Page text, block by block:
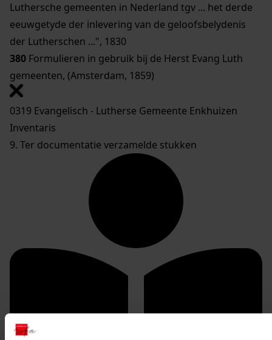
Luthersche gemeenten in Nederland tgv ... het derde
eeuwgetyde der inlevering van de geloofsbelydenis
der Lutherschen ...", 1830
380 Formulieren in gebruik bij de Herst Evang Luth
gemeenten, (Amsterdam, 1859)
0319 Evangelisch - Lutherse Gemeente Enkhuizen
Inventaris
9. Ter documentatie verzamelde stukken